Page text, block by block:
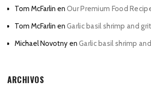
Tom McFarlin en Our Premium Food
Tom McFarlin en Garlic basil shrimp and
Michael Novotny en Garlic basil shrimp
ARCHIVOS